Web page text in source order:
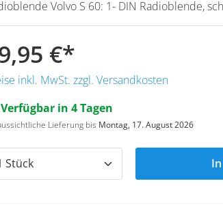
Volvo S 60: 1- DIN Radioblende,
€*
inkl. MwSt. zzgl. Versandkosten
Verfügbar in 4 Tagen
Lieferung bis Montag, 17. August 2026